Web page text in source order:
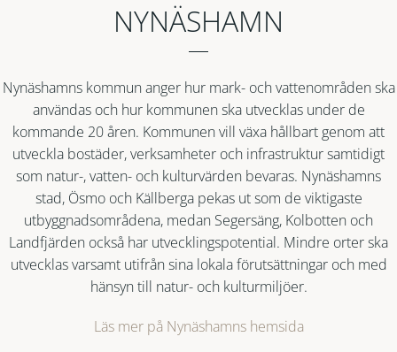
NYNÄSHAMN
Nynäshamns kommun anger hur mark- och vattenområden ska
användas och hur kommunen ska utvecklas under de
kommande 20 åren. Kommunen vill växa hållbart genom att
utveckla bostäder, verksamheter och infrastruktur samtidigt
som natur-, vatten- och kulturvärden bevaras. Nynäshamns
stad, Ösmo och Källberga pekas ut som de viktigaste
utbyggnadsområdena, medan Segersäng, Kolbotten och
Landfjärden också har utvecklingspotential. Mindre orter ska
utvecklas varsamt utifrån sina lokala förutsättningar och med
hänsyn till natur- och kulturmiljöer.
Läs mer på Nynäshamns hemsida